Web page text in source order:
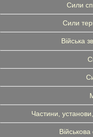
Сили
Сили
Війська
Частини,